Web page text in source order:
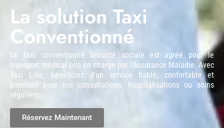
La solution Taxi
Conventionné
Un taxi conventionné Sécurité sociale est agréé pour le
transport médical pris en charge par l’Assurance Maladie. Avec
Taxi Lille, bénéficiez d’un service fiable, confortable et
ponctuel pour vos consultations, hospitalisations ou soins
réguliers.
Réservez Maintenant